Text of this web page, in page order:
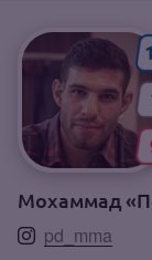
Мохаммад
pd_mma